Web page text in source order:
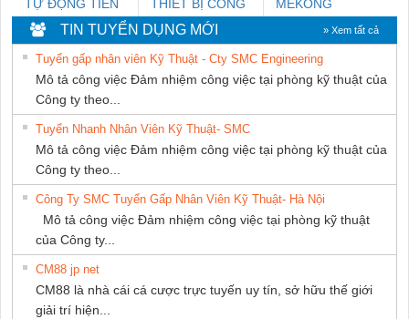
TỰ ĐỘNG TIẾN
HƯNG
THIẾT BỊ CÔNG
NGHIỆP NIHON
SETSUBI VIỆT
NAM
MEKONG
SUPPLY
TIN TUYỂN DỤNG MỚI » Xem tất cả
Tuyển gấp nhân viên Kỹ Thuật - Cty SMC Engineering
Mô tả công việc Đảm nhiệm công việc tại phòng kỹ thuật của
Công ty theo...
Tuyển Nhanh Nhân Viên Kỹ Thuật- SMC
Mô tả công việc Đảm nhiệm công việc tại phòng kỹ thuật của
Công ty theo...
Công Ty SMC Tuyển Gấp Nhân Viên Kỹ Thuật- Hà Nội
Mô tả công việc Đảm nhiệm công việc tại phòng kỹ thuật
của Công ty...
CM88 jp net
CM88 là nhà cái cá cược trực tuyến uy tín, sở hữu thế giới
giải trí hiện...